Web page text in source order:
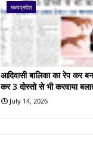
मध्यप्रदेश
आदिवासी बालिका का रेप कर
कर 3 दोस्तो से भी करवाया
July 14, 2026